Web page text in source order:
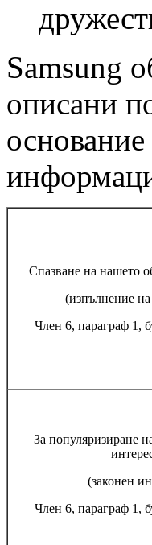
Samsung
описани
Спазване на нашето
(изпълнение
Член 6, параграф 1,
За популяризиране
(законен
Член 6, параграф 1,